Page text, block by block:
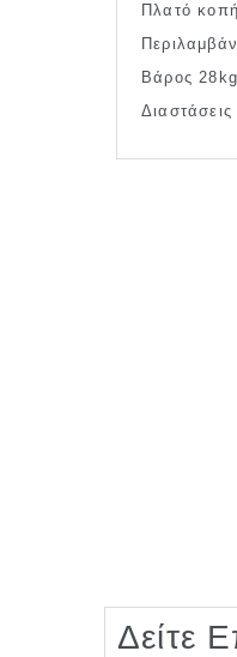
Πλατό
Βάρος
Δείτε